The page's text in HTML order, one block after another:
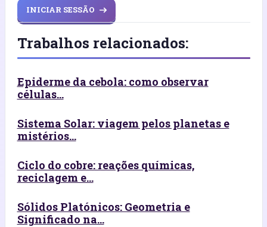
INICIAR SESSÃO
Trabalhos relacionados:
Epiderme da cebola: como observar
células...
Sistema Solar: viagem pelos planetas e
mistérios...
Ciclo do cobre: reações químicas,
reciclagem e...
Sólidos Platónicos: Geometria e
Significado na...